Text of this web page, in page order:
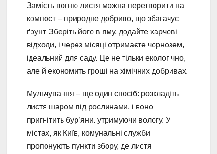
Замість вогню листя можна перетворити на
компост – природне добриво, що збагачує
ґрунт. Зберіть його в яму, додайте харчові
відходи, і через місяці отримаєте чорнозем,
ідеальний для саду. Це не тільки екологічно,
але й економить гроші на хімічних добривах.
Мульчування – ще один спосіб: розкладіть
листя шаром під рослинами, і воно
пригнітить бур’яни, утримуючи вологу. У
містах, як Київ, комунальні служби
пропонують пункти збору, де листя